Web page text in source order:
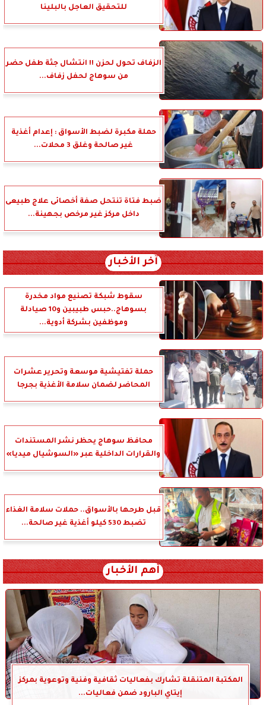
للتحقيق العاجل بالبلينا
الزفاف تحول لحزن !! انتشال جثة طفل حضر
من سوهاج لحفل زفاف...
حملة مكبرة لضبط الأسواق : إعدام أغذية
غير صالحة وغلق 3 محلات...
ضبط فتاة تنتحل صفة أخصائى علاج طبيعى
داخل مركز غير مرخص بجهينة...
آخر الأخبار
سقوط شبكة تصنيع مواد مخدرة
بسوهاج..حبس طبيبين و10 صيادلة
وموظفين بشركة أدوية...
حملة تفتيشية موسعة وتحرير عشرات
المحاضر لضمان سلامة الأغذية بجرجا
محافظ سوهاج يحظر نشر المستندات
والقرارات الداخلية عبر «السوشيال ميديا»
قبل طرحها بالأسواق.. حملات سلامة الغذاء
تضبط 530 كيلو أغذية غير صالحة...
أهم الأخبار
المكتبة المتنقلة تشارك بفعاليات ثقافية وفنية وتوعوية بمركز
إيتاي البارود ضمن فعاليات...